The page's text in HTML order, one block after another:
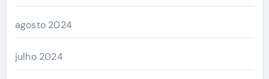
agosto 2024
julho 2024